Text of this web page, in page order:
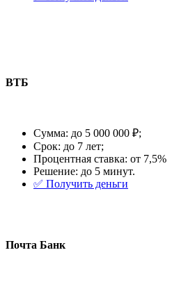
ВТБ
Сумма: до 5 000 000 ₽;
Срок: до 7 лет;
Процентная ставка: от 7,5%
Решение: до 5 минут.
✅️ Получить деньги
Почта Банк